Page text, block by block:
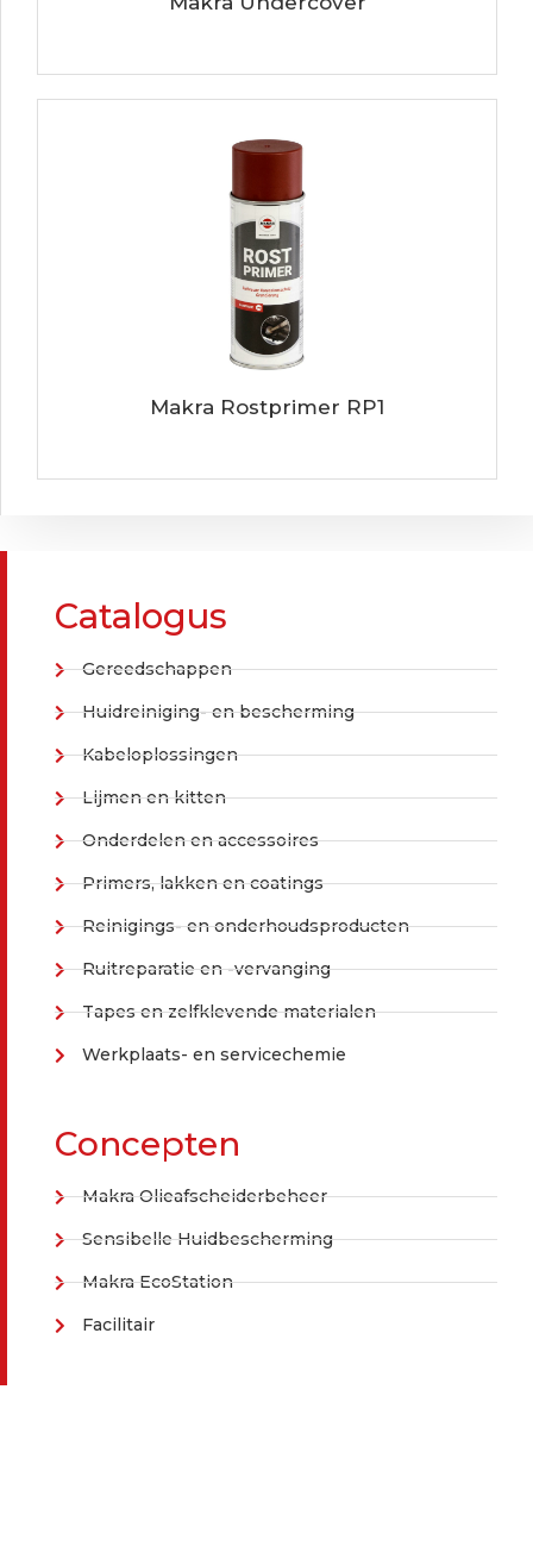
Catalogus
Gereedschappen
Huidreiniging- en bescherming
Kabeloplossingen
Lijmen en kitten
Onderdelen en accessoires
Primers, lakken en coatings
Reinigings- en onderhoudsproducten
Ruitreparatie en -vervanging
Tapes en zelfklevende materialen
Werkplaats- en servicechemie
Concepten
Makra Olieafscheiderbeheer
Sensibelle Huidbescherming
Makra EcoStation
Facilitair
Makra Rostprimer RP1